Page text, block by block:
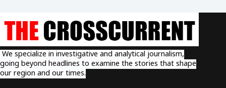
We specialize in investigative and analytical journalism,
going beyond headlines to examine the stories that shape
our region and our times.